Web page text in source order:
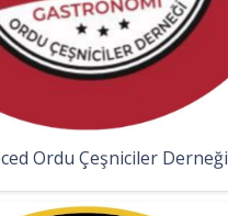
Ordu Çeşniciler Derneği